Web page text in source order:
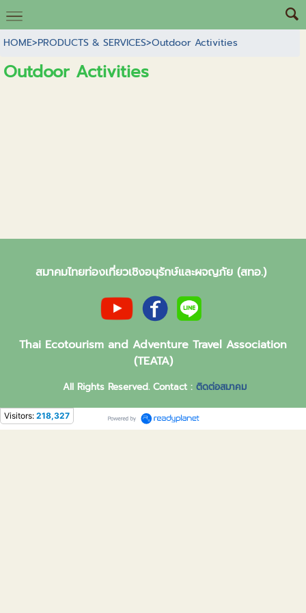
HOME>PRODUCTS & SERVICES>Outdoor Activities
Outdoor Activities
สมาคมไทยท่องเที่ยวเชิงอนุรักษ์และผจญภัย (สทอ.)
Thai Ecotourism and Adventure Travel Association
(TEATA)
All Rights Reserved. Contact : ติดต่อสมาคม
Visitors: 218,327